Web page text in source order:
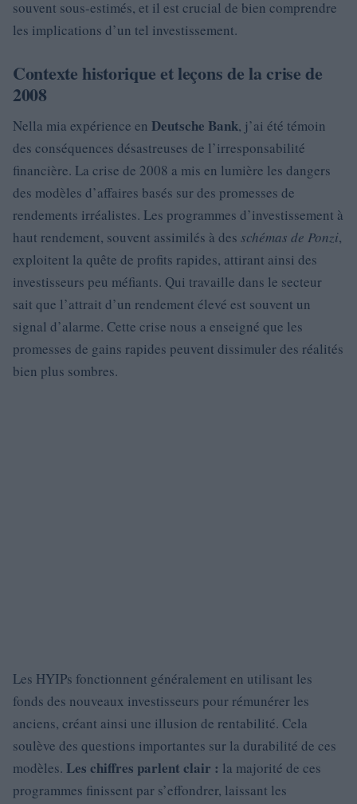
souvent sous-estimés, et il est crucial de bien comprendre
les implications d’un tel investissement.
Contexte historique et leçons de la crise de
2008
Nella mia expérience en Deutsche Bank, j’ai été témoin
des conséquences désastreuses de l’irresponsabilité
financière. La crise de 2008 a mis en lumière les dangers
des modèles d’affaires basés sur des promesses de
rendements irréalistes. Les programmes d’investissement à
haut rendement, souvent assimilés à des schémas de Ponzi,
exploitent la quête de profits rapides, attirant ainsi des
investisseurs peu méfiants. Qui travaille dans le secteur
sait que l’attrait d’un rendement élevé est souvent un
signal d’alarme. Cette crise nous a enseigné que les
promesses de gains rapides peuvent dissimuler des réalités
bien plus sombres.
Les HYIPs fonctionnent généralement en utilisant les
fonds des nouveaux investisseurs pour rémunérer les
anciens, créant ainsi une illusion de rentabilité. Cela
soulève des questions importantes sur la durabilité de ces
modèles. Les chiffres parlent clair : la majorité de ces
programmes finissent par s’effondrer, laissant les